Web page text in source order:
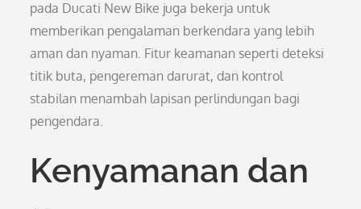
pada Ducati New Bike juga bekerja untuk
memberikan pengalaman berkendara yang lebih
aman dan nyaman. Fitur keamanan seperti deteksi
titik buta, pengereman darurat, dan kontrol
stabilan menambah lapisan perlindungan bagi
pengendara.
Kenyamanan dan